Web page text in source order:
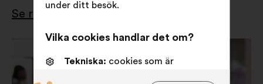
Se resultaten
under ditt besök.
Vilka cookies handlar det om?
Tekniska: cookies som är